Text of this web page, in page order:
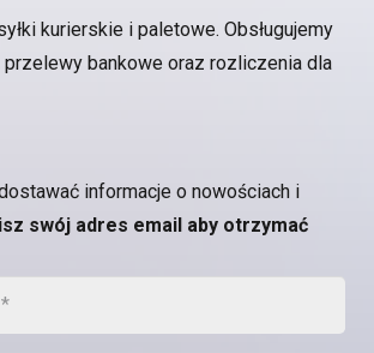
kurierskie i paletowe. Obsługujemy
przelewy bankowe oraz rozliczenia dla
informacje o nowościach i
swój adres email aby otrzymać